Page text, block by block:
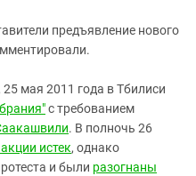
предъявление нового
, 25 мая 2011 года в Тбилиси
с требованием
. В полночь 26
истек, однако
и были разогнаны